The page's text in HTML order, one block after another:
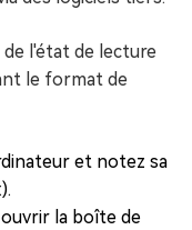
l'état de lecture
le format de
et notez sa
la boîte de